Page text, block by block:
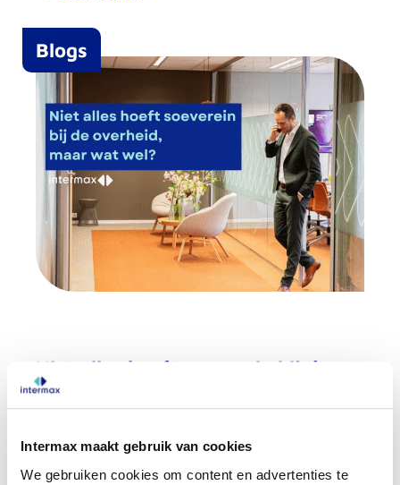
Intermax maakt gebruik van cookies
We gebruiken cookies om content en advertenties te
Niet alles hoeft soeverein bij de
overheid, maar wat wel?
Blogs
gevoelig. Een systeem voor facilitair beheer
vraagt om een andere soevereiniteitsborging